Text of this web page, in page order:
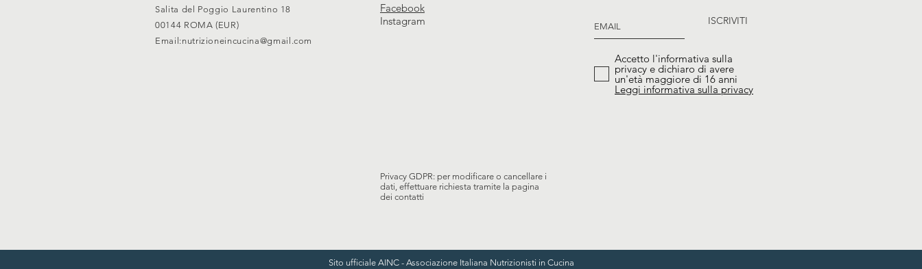
Salita del Poggio Laurentino 18
00144 ROMA (EUR)
Email:nutrizioneincucina@gmail.com
Facebook
Instagram
ISCRIVITI
Accetto l'informativa sulla
privacy e dichiaro di avere
un'età maggiore di 16 anni
Leggi informativa sulla privacy
Privacy GDPR: per modificare o cancellare i
dati, effettuare richiesta tramite la pagina
dei contatti
Sito ufficiale AINC - Associazione Italiana Nutrizionisti in Cucina